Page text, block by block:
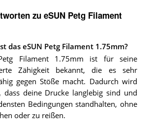
zu eSUN Petg Filament
das eSUN Petg Filament 1.75mm?
Filament 1.75mm ist für seine
Zähigkeit bekannt, die es sehr
gegen Stöße macht. Dadurch wird
dass deine Drucke langlebig sind und
Bedingungen standhalten, ohne
oder zu reißen.